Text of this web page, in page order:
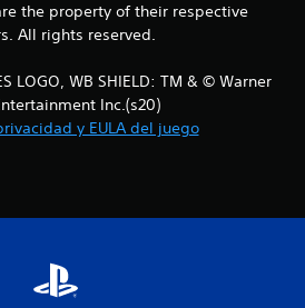
the property of their respective
All rights reserved.
LOGO, WB SHIELD: TM & © Warner
Inc.(s20)
y EULA del juego